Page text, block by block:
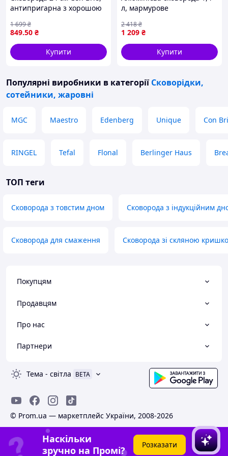
антипригарна з хорошою
849.50 ₴
1 699₴
Купити
л, мармурове
22 см, товсте дно MGC
чорний HP-4-417B
1 209 ₴
2 418₴
Купити
Популярні виробники в категорії Сковорідки,
сотейники, жаровні
MGC Maestro Edenberg Unique Con
RINGEL Tefal Flonal Berlinger Haus
ТОП теги
Сковорода з товстим дном Сковорода з індукційним
Сковорода для смаження Сковорода зі скляною
Покупцям
Продавцям
Про нас
Партнери
Тема - світла BETA
© Prom.ua — маркетплейс України, 2008-2026
Наскільки
зручно на Промі?
Розказати